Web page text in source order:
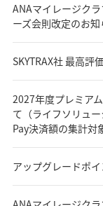
ANAマイレージク
ーズ会則改定のお知
SKYTRAX社 最高
2027年度プレミア
て（ライフソリュ
Pay決済額の集計対
アップグレードポ